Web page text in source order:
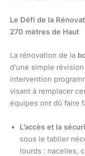
Le Défi de la
270 mètres de Haut
La rénovation de la
d’une simple
intervention
visant à remplacer
équipes ont dû faire
L’accès et la
sous le tablier
lourds : nacelles,